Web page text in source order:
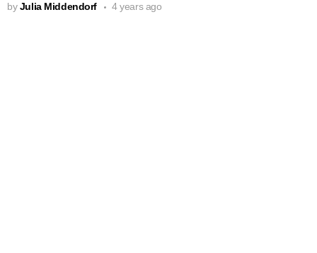
by Julia Middendorf 4 years ago